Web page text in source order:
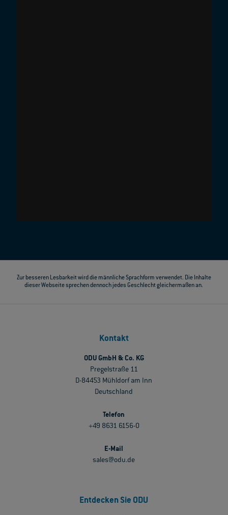
Zur besseren Lesbarkeit wird die männliche Sprachform verwendet. Die Inhalte
dieser Webseite sprechen dennoch jedes Geschlecht gleichermaßen an.
Kontakt
ODU GmbH & Co. KG
Pregelstraße 11
D-84453 Mühldorf am Inn
Deutschland
Telefon
+49 8631 6156-0
E-Mail
sales@odu.de
Entdecken Sie ODU